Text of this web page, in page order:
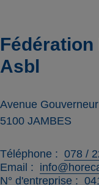
Fédération
Asbl
Avenue
5100 JAMBES
Téléphone
078 /
Email
N° d'entreprise